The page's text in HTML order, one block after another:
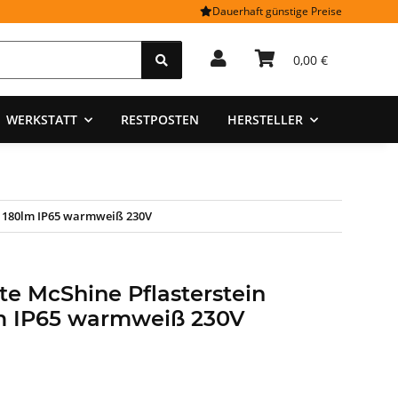
Dauerhaft günstige Preise
0,00 €
WERKSTATT RESTPOSTEN HERSTELLER
IP65 warmweiß 230V
McShine Pflasterstein
IP65 warmweiß 230V